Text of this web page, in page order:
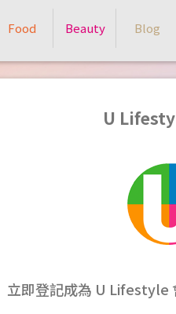
Food Beauty Blog
U
立即登記成為 U Lifestyle